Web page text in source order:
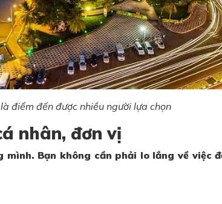
điểm đến được nhiều người lựa chọn
nhân, đơn vị
Bạn không cần phải lo lắng về việc